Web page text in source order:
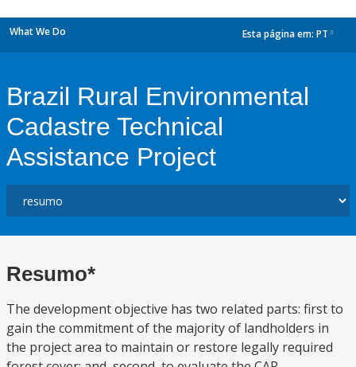
What We Do Esta página em: PT
Brazil Rural Environmental
Cadastre Technical
Assistance Project
Resumo*
The development objective has two related parts: first to
gain the commitment of the majority of landholders in
the project area to maintain or restore legally required